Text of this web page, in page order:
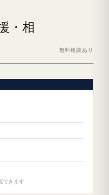
・相
無料相談あり
できます